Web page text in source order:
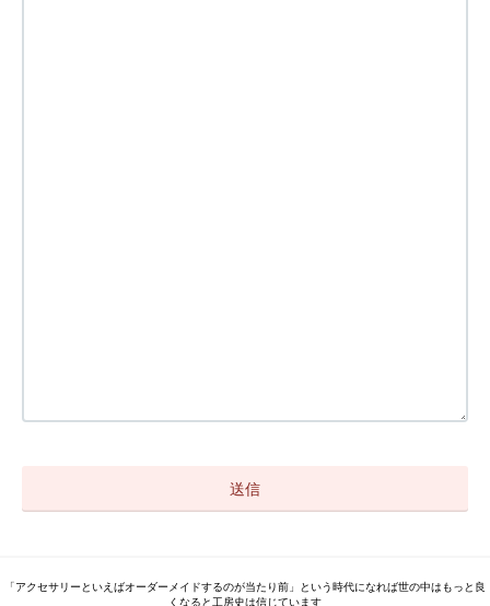
「アクセサリーといえばオーダーメイドするのが当たり前」という時代になれば世の中はもっと良
くなると工房史は信じています